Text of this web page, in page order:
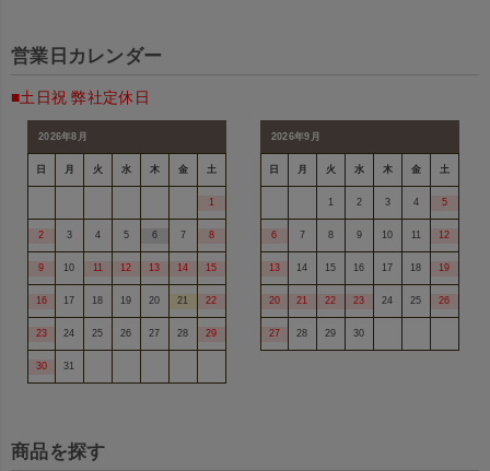
営業日カレンダー
■土日祝 弊社定休日
2026年8月
日 月 火 水 木 金 土
1
2 3 4 5 6 7 8
9 10 11 12 13 14 15
16 17 18 19 20 21 22
23 24 25 26 27 28 29
30 31
2026年9月
日 月 火 水 木 金 土
1 2 3 4 5
6 7 8 9 10 11 12
13 14 15 16 17 18 19
20 21 22 23 24 25 26
27 28 29 30
商品を探す